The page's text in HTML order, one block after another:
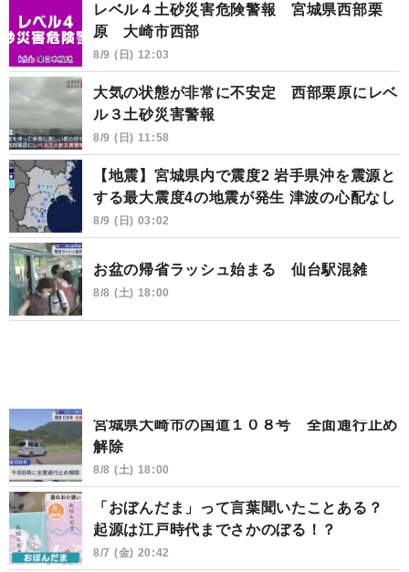
レベル４土砂災害危険警報 宮城県西部栗
原 大崎市西部
8/9 (日) 12:03
大気の状態が非常に不安定 西部栗原にレベ
ル３土砂災害警報
8/9 (日) 11:58
【地震】宮城県内で震度2 岩手県沖を震源と
する最大震度4の地震が発生 津波の心配なし
8/9 (日) 03:02
お盆の帰省ラッシュ始まる 仙台駅混雑
8/8 (土) 18:00
宮城県大崎市の国道１０８号 全面通行止め
解除
8/8 (土) 18:00
「おぼんだま」って言葉聞いたことある？
起源は江戸時代までさかのぼる！？
8/7 (金) 20:42